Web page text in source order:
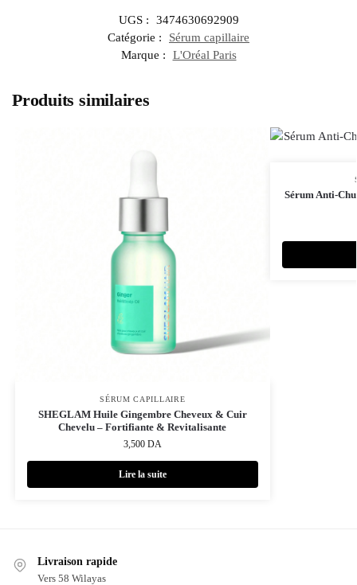
UGS :
3474630692909
Catégorie :
Sérum capillaire
Marque :
L'Oréal Paris
Produits similaires
SÉRUM CAPILLAIRE
SHEGLAM Huile Gingembre Cheveux & Cuir
Chevelu – Fortifiante & Revitalisante
3,500 DA
Lire la suite
Sérum Anti-
Livraison rapide
Vers 58 Wilayas